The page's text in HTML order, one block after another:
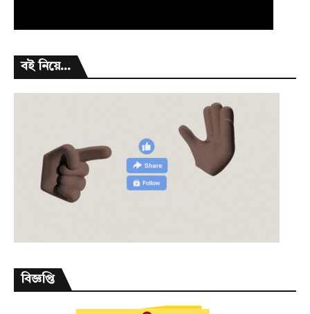
বই নিয়ে...
বিজ্ঞপ্তি